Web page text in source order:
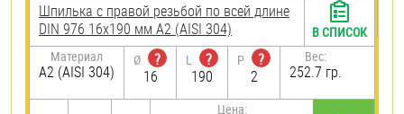
Шпилька с правой резьбой по всей длине
DIN 976 16х190 мм А2 (AISI 304)
Материал
А2 (AISI 304)
Ø
?
16
L
?
190
P
?
2
Вес:
252.7 гр.
Цена:
В СПИСОК